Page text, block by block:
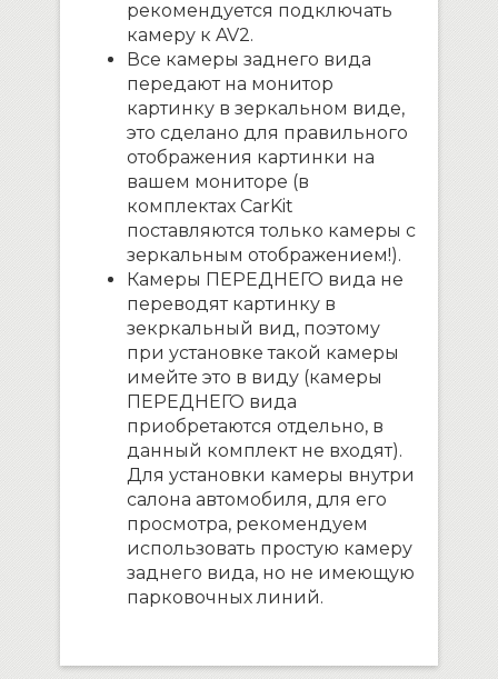
рекомендуется подключать
камеру к AV2.
Все камеры заднего вида
передают на монитор
картинку в зеркальном виде,
это сделано для правильного
отображения картинки на
вашем мониторе (в
комплектах CarKit
поставляются только камеры с
зеркальным отображением!).
Камеры ПЕРЕДНЕГО вида не
переводят картинку в
зекркальный вид, поэтому
при установке такой камеры
имейте это в виду (камеры
ПЕРЕДНЕГО вида
приобретаются отдельно, в
данный комплект не входят).
Для установки камеры внутри
салона автомобиля, для его
просмотра, рекомендуем
использовать простую камеру
заднего вида, но не имеющую
парковочных линий.